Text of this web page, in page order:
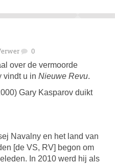
0
over de vermoorde
vindt u in Nieuwe Revu.
Gary Kasparov duikt
Navalny en het land van
[de VS, RV] begon om
In 2010 werd hij als